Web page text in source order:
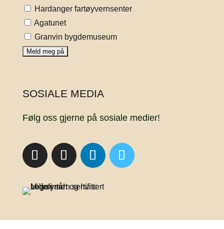
Hardanger fartøyvernsenter
Agatunet
Granvin bygdemuseum
SOSIALE MEDIA
Følg oss gjerne på sosiale medier!